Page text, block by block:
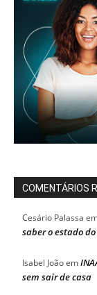
COMENTÁRIOS
Cesário Palassa
saber o estado
Isabel Joãoem
sem sair de casa